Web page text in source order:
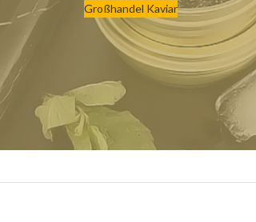
Großhandel Kaviar